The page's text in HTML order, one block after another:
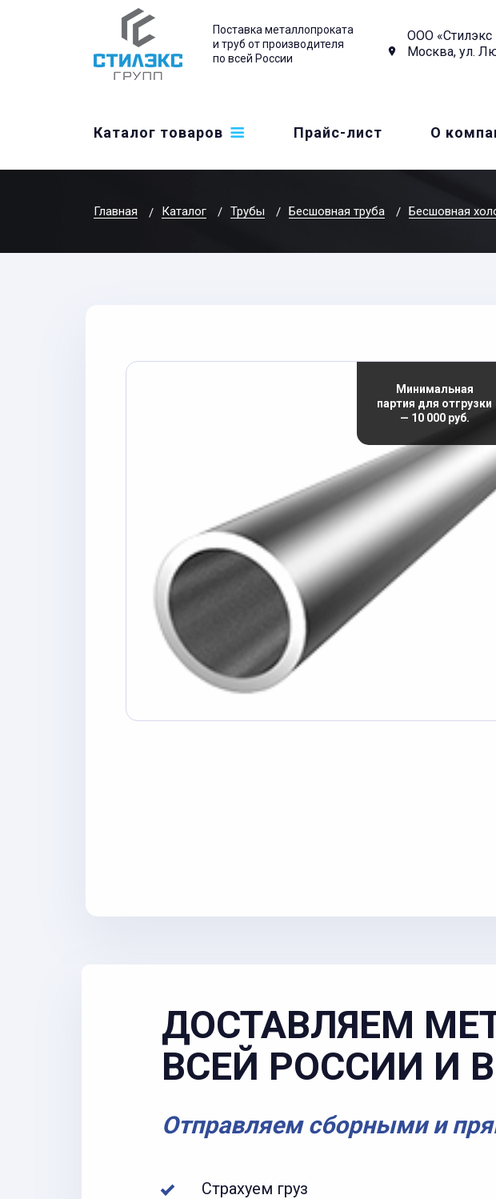
Поставка металлопроката
и труб от производителя
по всей России
ООО «Стилэкс
Москва, ул.
Каталог товаров Прайс-лист О
Главная Каталог Трубы Бесшовная труба Бесшовная
Минимальная
партия для отгрузки
— 10 000 руб.
ДОСТАВЛЯЕМ
ВСЕЙ РОССИИ И
Отправляем сборными и
Страхуем груз